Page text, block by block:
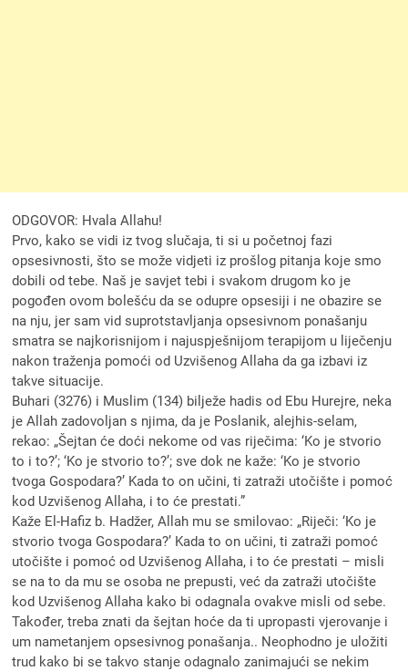
ODGOVOR: Hvala Allahu!
Prvo, kako se vidi iz tvog slučaja, ti si u početnoj fazi
opsesivnosti, što se može vidjeti iz prošlog pitanja koje smo
dobili od tebe. Naš je savjet tebi i svakom drugom ko je
pogođen ovom bolešću da se odupre opsesiji i ne obazire se
na nju, jer sam vid suprotstavljanja opsesivnom ponašanju
smatra se najkorisnijom i najuspješnijom terapijom u liječenju
nakon traženja pomoći od Uzvišenog Allaha da ga izbavi iz
takve situacije.
Buhari (3276) i Muslim (134) bilježe hadis od Ebu Hurejre, neka
je Allah zadovoljan s njima, da je Poslanik, alejhis-selam,
rekao: „Šejtan će doći nekome od vas riječima: ‘Ko je stvorio
to i to?’; ‘Ko je stvorio to?’; sve dok ne kaže: ‘Ko je stvorio
tvoga Gospodara?’ Kada to on učini, ti zatraži utočište i pomoć
kod Uzvišenog Allaha, i to će prestati.”
Kaže El-Hafiz b. Hadžer, Allah mu se smilovao: „Riječi: ‘Ko je
stvorio tvoga Gospodara?’ Kada to on učini, ti zatraži pomoć
utočište i pomoć od Uzvišenog Allaha, i to će prestati – misli
se na to da mu se osoba ne prepusti, već da zatraži utočište
kod Uzvišenog Allaha kako bi odagnala ovakve misli od sebe.
Također, treba znati da šejtan hoće da ti upropasti vjerovanje i
um nametanjem opsesivnog ponašanja.. Neophodno je uložiti
trud kako bi se takvo stanje odagnalo zanimajući se nekim